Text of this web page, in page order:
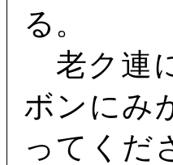
る。
老ク連
ボンにみ
ってくだ